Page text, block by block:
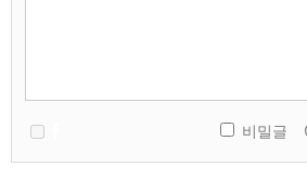
비밀글